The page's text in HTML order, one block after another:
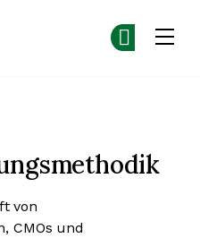
von
CMOs und